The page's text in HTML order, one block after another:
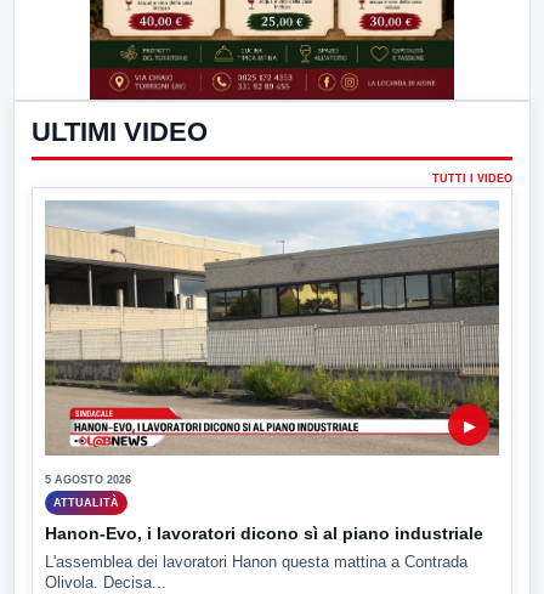
ULTIMI VIDEO
TUTTI I VIDEO
▶
5 AGOSTO 2026
ATTUALITÀ
Hanon-Evo, i lavoratori dicono sì al piano industriale
L'assemblea dei lavoratori Hanon questa mattina a Contrada
Olivola. Decisa...